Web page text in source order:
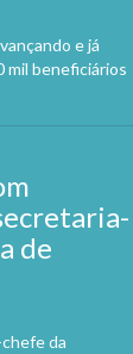
e já
mil beneficiários
de
da